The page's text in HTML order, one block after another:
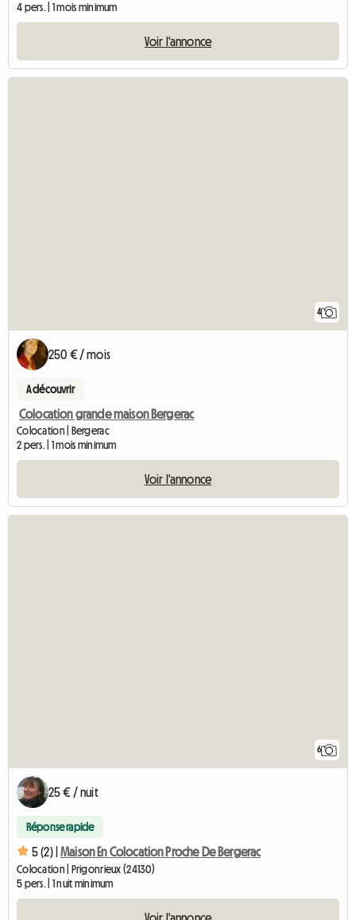
4 pers. | 1 mois minimum
Voir l'annonce
4
250 € / mois
A découvrir
Colocation grande maison Bergerac
Colocation | Bergerac
2 pers. | 1 mois minimum
Voir l'annonce
6
25 € / nuit
Réponse rapide
5 (2) | Maison En Colocation Proche De Bergerac
Colocation | Prigonrieux (24130)
5 pers. | 1 nuit minimum
Voir l'annonce